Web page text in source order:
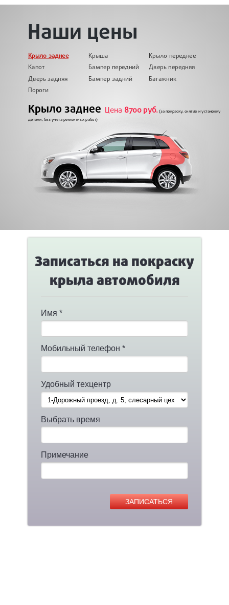
Наши цены
Крыло заднее
Крыло заднее Цена 8700 руб.(за покраску, снятие и установку
детали, без учета ремонтных работ)
Крыша
Крыло переднее
Капот
Бампер передний
Дверь передняя
Дверь задняя
Бампер задний
Багажник
Пороги
Записаться на покраску
крыла автомобиля
Имя *
Мобильный телефон *
Удобный техцентр
Выбрать время
Примечание
ЗАПИСАТЬСЯ